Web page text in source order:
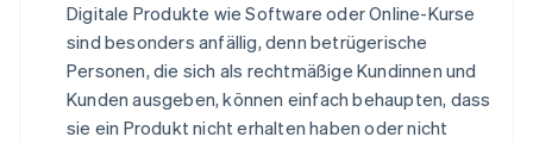
Digitale Produkte wie Software oder Online-Kurse
sind besonders anfällig, denn betrügerische
Personen, die sich als rechtmäßige Kundinnen und
Kunden ausgeben, können einfach behaupten, dass
sie ein Produkt nicht erhalten haben oder nicht